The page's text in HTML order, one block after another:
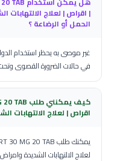
| اقراص | لعلاج الالتهابات
الحمل أو الرضاعة ؟
غير موصى به يحظر استخدام
في حالات الضرورة القصوى
اقراص | لعلاج الالتهابات
لعلاج الالتهابات الشديدة